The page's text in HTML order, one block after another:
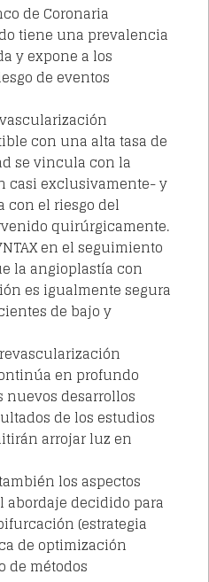
de Coronaria
tiene una prevalencia
y expone a los
de eventos
con una alta tasa de
se vincula con la
casi exclusivamente- y
con el riesgo del
quirúrgicamente.
en el seguimiento
la angioplastía con
es igualmente segura
de bajo y
en profundo
nuevos desarrollos
de los estudios
arrojar luz en
los aspectos
abordaje decidido para
(estrategia
de optimización
de métodos